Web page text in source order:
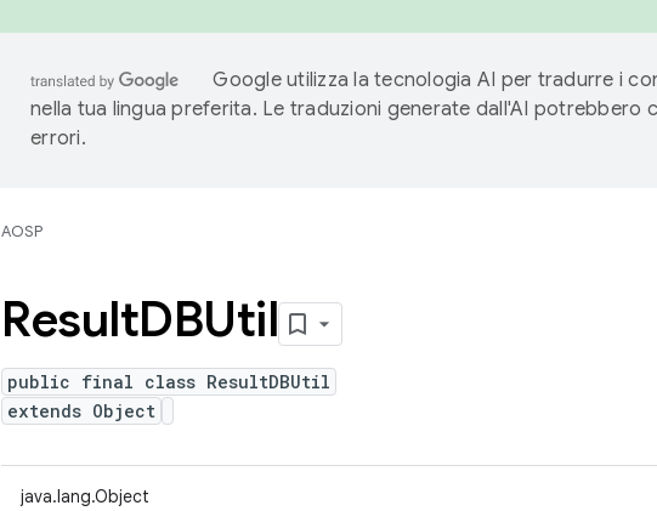
Google utilizza la tecnologia AI per tradurre i
nella tua lingua preferita. Le traduzioni generate dall'AI potrebbero
errori.
AOSP
ResultDBUtil
public final class ResultDBUtil
extends Object
java.lang.Object